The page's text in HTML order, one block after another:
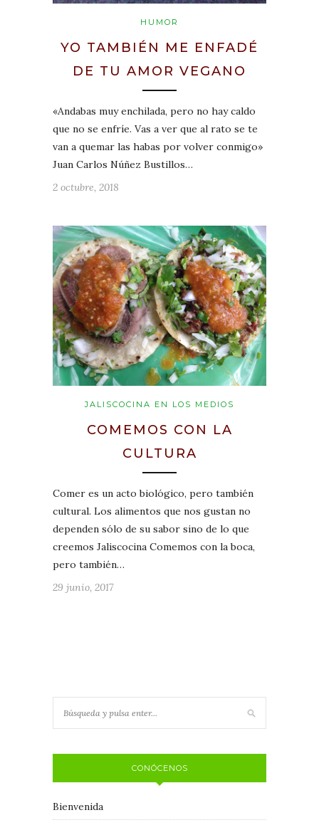
HUMOR
YO TAMBIÉN ME ENFADÉ
DE TU AMOR VEGANO
«Andabas muy enchilada, pero no hay caldo
que no se enfríe. Vas a ver que al rato se te
van a quemar las habas por volver conmigo»
Juan Carlos Núñez Bustillos…
2 octubre, 2018
JALISCOCINA EN LOS MEDIOS
COMEMOS CON LA
CULTURA
Comer es un acto biológico, pero también
cultural. Los alimentos que nos gustan no
dependen sólo de su sabor sino de lo que
creemos Jaliscocina Comemos con la boca,
pero también…
29 junio, 2017
CONÓCENOS
Bienvenida